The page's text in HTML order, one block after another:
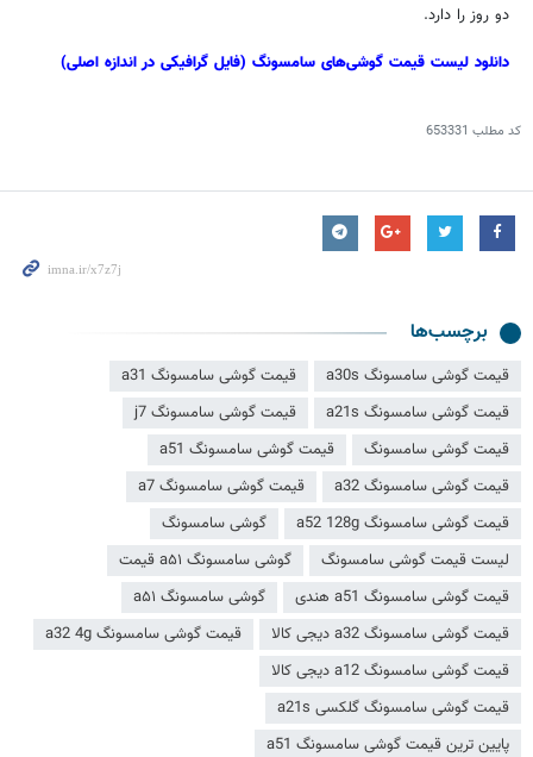
دو روز را دارد.
دانلود لیست قیمت گوشی‌های سامسونگ (فایل گرافیکی در اندازه اصلی)
کد مطلب 653331
برچسب‌ها
قیمت گوشی سامسونگ a30s
قیمت گوشی سامسونگ a31
قیمت گوشی سامسونگ a21s
قیمت گوشی سامسونگ j7
قیمت گوشی سامسونگ
قیمت گوشی سامسونگ a51
قیمت گوشی سامسونگ a32
قیمت گوشی سامسونگ a7
قیمت گوشی سامسونگ a52 128g
گوشی سامسونگ
لیست قیمت گوشی سامسونگ
گوشی سامسونگ a۵۱ قیمت
قیمت گوشی سامسونگ a51 هندی
گوشی سامسونگ a۵۱
قیمت گوشی سامسونگ a32 دیجی کالا
قیمت گوشی سامسونگ a32 4g
قیمت گوشی سامسونگ a12 دیجی کالا
قیمت گوشی سامسونگ گلکسی a21s
پایین ترین قیمت گوشی سامسونگ a51